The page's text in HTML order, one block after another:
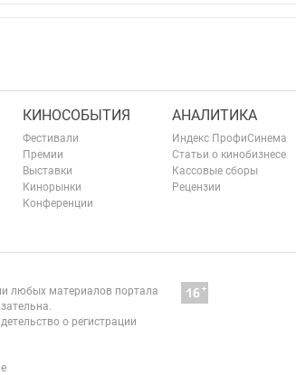
КИНОСОБЫТИЯ
Фестивали
Премии
Выставки
Кинорынки
Конференции
АНАЛИТИКА
Индекс ПрофиСинема
Статьи о кинобизнесе
Кассовые сборы
Рецензии
любых материалов портала
о регистрации